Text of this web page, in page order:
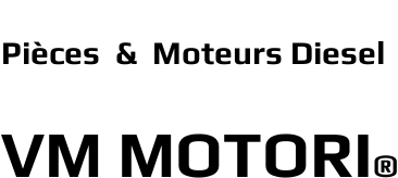
Pièces & Moteurs Diesel
VM MOTORI®